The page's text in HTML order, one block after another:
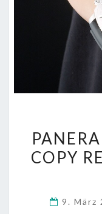
COPY
9. März